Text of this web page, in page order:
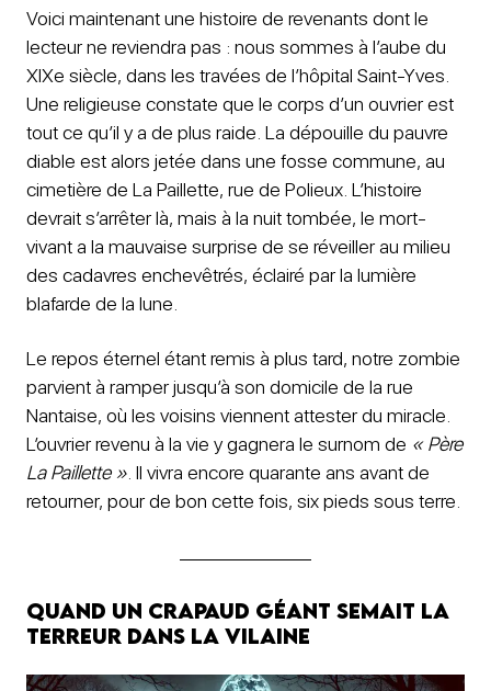
Voici maintenant une histoire de revenants dont le
lecteur ne reviendra pas : nous sommes à l’aube du
XIXe siècle, dans les travées de l’hôpital Saint-Yves.
Une religieuse constate que le corps d’un ouvrier est
tout ce qu’il y a de plus raide. La dépouille du pauvre
diable est alors jetée dans une fosse commune, au
cimetière de La Paillette, rue de Polieux. L’histoire
devrait s’arrêter là, mais à la nuit tombée, le mort-
vivant a la mauvaise surprise de se réveiller au milieu
des cadavres enchevêtrés, éclairé par la lumière
blafarde de la lune.
Le repos éternel étant remis à plus tard, notre zombie
parvient à ramper jusqu’à son domicile de la rue
Nantaise, où les voisins viennent attester du miracle.
L’ouvrier revenu à la vie y gagnera le surnom de « Père
La Paillette » . Il vivra encore quarante ans avant de
retourner, pour de bon cette fois, six pieds sous terre.
Quand un crapaud géant semait la
terreur dans la Vilaine